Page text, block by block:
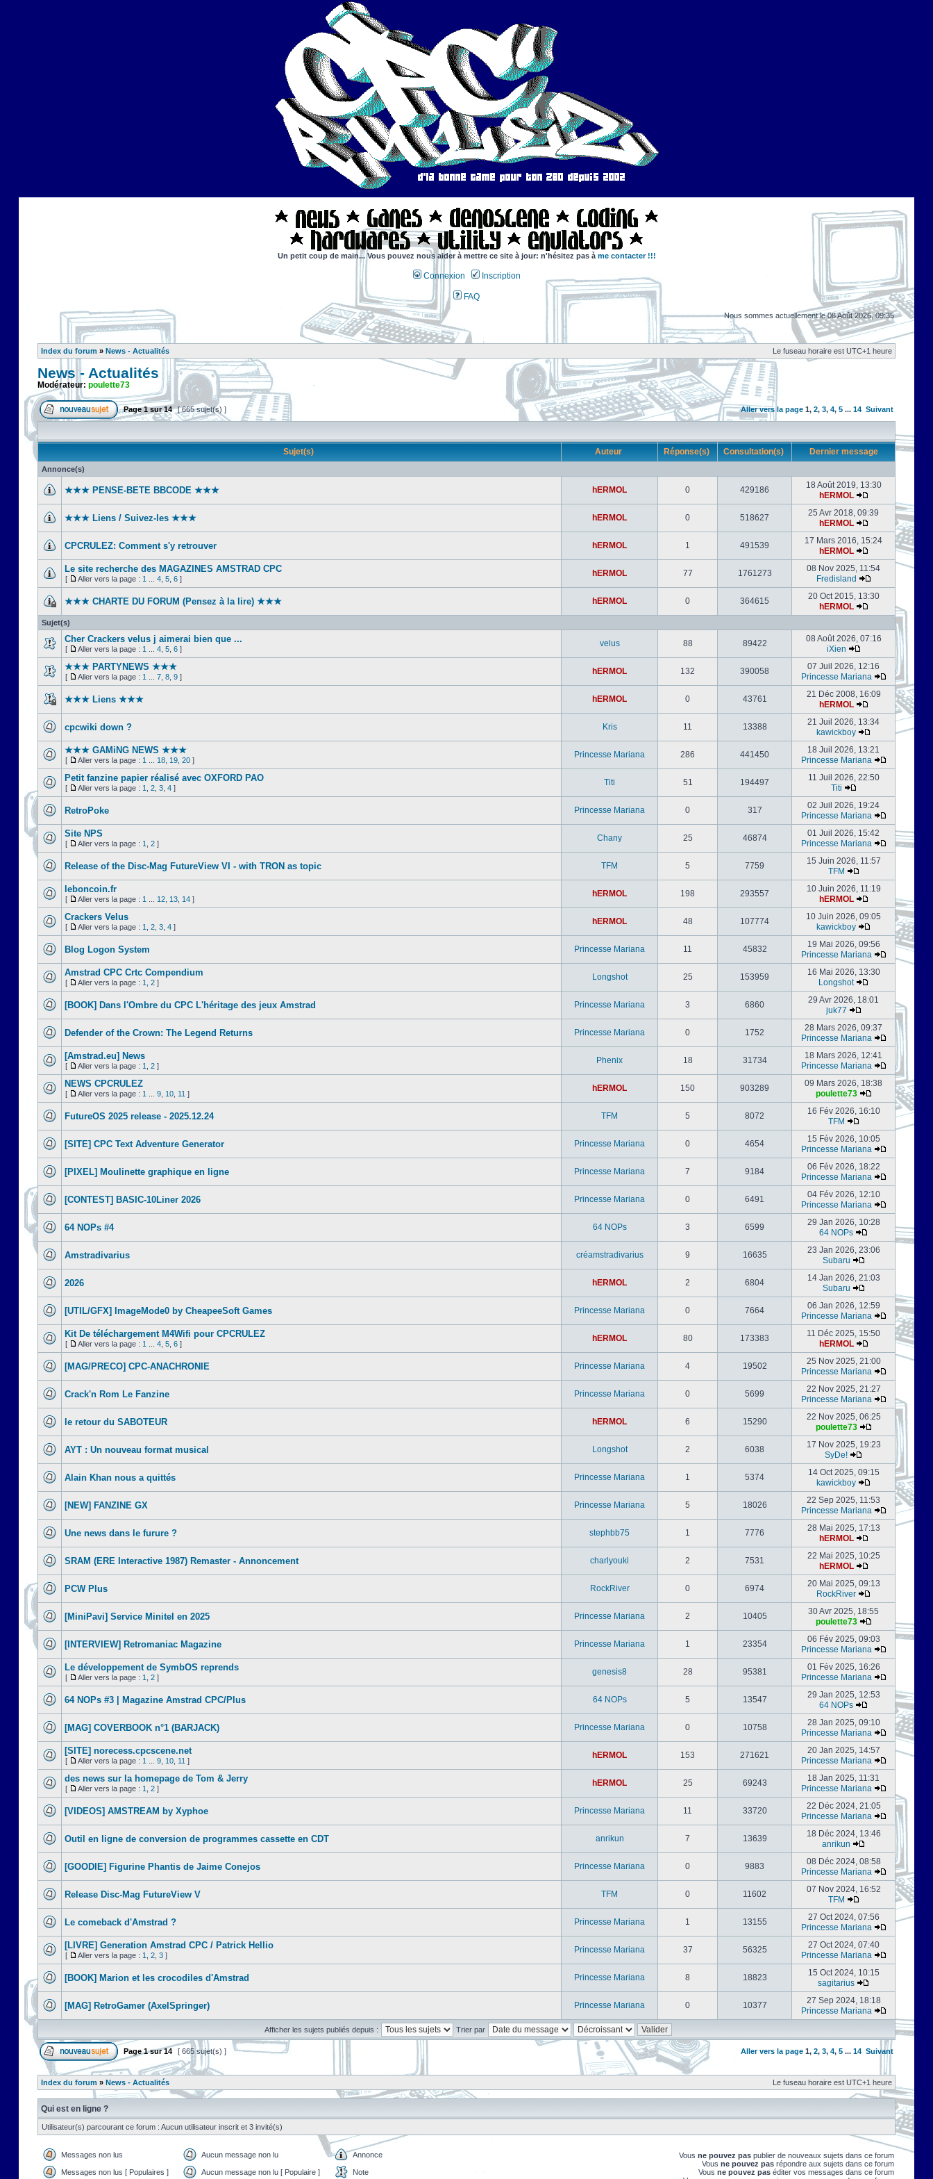
Un petit coup de main... Vous pouvez nous aider à mettre ce site à jour: n'hésitez pas à me contacter !!!
Connexion Inscription
FAQ
Nous sommes actuellement le 08 Août 2026, 09:35
Index du forum » News - Actualités Le fuseau horaire est UTC+1 heure
News - Actualités
Modérateur: poulette73
Page1sur14 [ 665 sujet(s) ] Aller vers la page 1, 2, 3, 4, 5 ... 14 Suivant
Sujet(s) Auteur Réponse(s) Consultation(s) Dernier message
Annonce(s)
★★★ PENSE-BETE BBCODE ★★★ hERMOL 0 429186
18 Août 2019, 13:30
hERMOL
★★★ Liens / Suivez-les ★★★ hERMOL 0 518627
25 Avr 2018, 09:39
hERMOL
CPCRULEZ: Comment s'y retrouver‎ hERMOL 1 491539
17 Mars 2016, 15:24
hERMOL
Le site recherche des MAGAZINES AMSTRAD CPC
[ Aller vers la page : 1 4 5 6 ]
hERMOL 77 1761273
08 Nov 2025, 11:54
Fredisland
★★★ CHARTE DU FORUM (Pensez à la lire) ★★★ hERMOL 0 364615
20 Oct 2015, 13:30
hERMOL
Sujet(s)
Cher Crackers velus j aimerai bien que ...
[ Aller vers la page : 1 4 5 6 ]
velus 88 89422
08 Août 2026, 07:16
iXien
★★★ PARTYNEWS ★★★
[ Aller vers la page : 1 7 8 9 ]
hERMOL 132 390058
07 Juil 2026, 12:16
Princesse Mariana
★★★ Liens ★★★ hERMOL 0 43761
21 Déc 2008, 16:09
hERMOL
cpcwiki down ? Kris 11 13388
21 Juil 2026, 13:34
kawickboy
★★★ GAMiNG NEWS ★★★
[ Aller vers la page : 1 18 19 20 ]
Princesse Mariana 286 441450
18 Juil 2026, 13:21
Princesse Mariana
Petit fanzine papier réalisé avec OXFORD PAO
[ Aller vers la page : 1 2 3 4 ]
Titi 51 194497
11 Juil 2026, 22:50
Titi
RetroPoke Princesse Mariana 0 317
02 Juil 2026, 19:24
Princesse Mariana
Site NPS
[ Aller vers la page : 1 2 ]
Chany 25 46874
01 Juil 2026, 15:42
Princesse Mariana
Release of the Disc-Mag FutureView VI - with TRON as topic TFM 5 7759
15 Juin 2026, 11:57
TFM
leboncoin.fr
[ Aller vers la page : 1 12 13 14 ]
hERMOL 198 293557
10 Juin 2026, 11:19
hERMOL
Crackers Velus
[ Aller vers la page : 1 2 3 4 ]
hERMOL 48 107774
10 Juin 2026, 09:05
kawickboy
Blog Logon System Princesse Mariana 11 45832
19 Mai 2026, 09:56
Princesse Mariana
Amstrad CPC Crtc Compendium
[ Aller vers la page : 1 2 ]
Longshot 25 153959
16 Mai 2026, 13:30
Longshot
[BOOK] Dans l'Ombre du CPC L'héritage des jeux Amstrad Princesse Mariana 3 6860
29 Avr 2026, 18:01
juk77
Defender of the Crown: The Legend Returns Princesse Mariana 0 1752
28 Mars 2026, 09:37
Princesse Mariana
[Amstrad.eu] News
[ Aller vers la page : 1 2 ]
Phenix 18 31734
18 Mars 2026, 12:41
Princesse Mariana
NEWS CPCRULEZ
[ Aller vers la page : 1 9 10 11 ]
hERMOL 150 903289
09 Mars 2026, 18:38
poulette73
FutureOS 2025 release - 2025.12.24 TFM 5 8072
16 Fév 2026, 16:10
TFM
[SITE] CPC Text Adventure Generator Princesse Mariana 0 4654
15 Fév 2026, 10:05
Princesse Mariana
[PIXEL] Moulinette graphique en ligne Princesse Mariana 7 9184
06 Fév 2026, 18:22
Princesse Mariana
[CONTEST] BASIC-10Liner 2026 Princesse Mariana 0 6491
04 Fév 2026, 12:10
Princesse Mariana
64 NOPs #4 64 NOPs 3 6599
29 Jan 2026, 10:28
64 NOPs
Amstradivarius créamstradivarius 9 16635
23 Jan 2026, 23:06
Subaru
2026 hERMOL 2 6804
14 Jan 2026, 21:03
Subaru
[UTIL/GFX] ImageMode0 by CheapeeSoft Games Princesse Mariana 0 7664
06 Jan 2026, 12:59
Princesse Mariana
Kit De téléchargement M4Wifi pour CPCRULEZ
[ Aller vers la page : 1 4 5 6 ]
hERMOL 80 173383
11 Déc 2025, 15:50
hERMOL
[MAG/PRECO] CPC-ANACHRONIE Princesse Mariana 4 19502
25 Nov 2025, 21:00
Princesse Mariana
Crack'n Rom Le Fanzine Princesse Mariana 0 5699
22 Nov 2025, 21:27
Princesse Mariana
le retour du SABOTEUR hERMOL 6 15290
22 Nov 2025, 06:25
poulette73
AYT : Un nouveau format musical Longshot 2 6038
17 Nov 2025, 19:23
SyDe!
Alain Khan nous a quittés Princesse Mariana 1 5374
14 Oct 2025, 09:15
kawickboy
[NEW] FANZINE GX Princesse Mariana 5 18026
22 Sep 2025, 11:53
Princesse Mariana
Une news dans le furure ? stephbb75 1 7776
28 Mai 2025, 17:13
hERMOL
SRAM (ERE Interactive 1987) Remaster - Annoncement charlyouki 2 7531
22 Mai 2025, 10:25
hERMOL
PCW Plus RockRiver 0 6974
20 Mai 2025, 09:13
RockRiver
[MiniPavi] Service Minitel en 2025 Princesse Mariana 2 10405
30 Avr 2025, 18:55
poulette73
[INTERVIEW] Retromaniac Magazine Princesse Mariana 1 23354
06 Fév 2025, 09:03
Princesse Mariana
Le développement de SymbOS reprends
[ Aller vers la page : 1 2 ]
genesis8 28 95381
01 Fév 2025, 16:26
Princesse Mariana
64 NOPs #3 | Magazine Amstrad CPC/Plus 64 NOPs 5 13547
29 Jan 2025, 12:53
64 NOPs
[MAG] COVERBOOK n°1 (BARJACK) Princesse Mariana 0 10758
28 Jan 2025, 09:10
Princesse Mariana
[SITE] norecess.cpcscene.net
[ Aller vers la page : 1 9 10 11 ]
hERMOL 153 271621
20 Jan 2025, 14:57
Princesse Mariana
des news sur la homepage de Tom & Jerry
[ Aller vers la page : 1 2 ]
hERMOL 25 69243
18 Jan 2025, 11:31
Princesse Mariana
[VIDEOS] AMSTREAM by Xyphoe Princesse Mariana 11 33720
22 Déc 2024, 21:05
Princesse Mariana
Outil en ligne de conversion de programmes cassette en CDT anrikun 7 13639
18 Déc 2024, 13:46
anrikun
[GOODIE] Figurine Phantis de Jaime Conejos Princesse Mariana 0 9883
08 Déc 2024, 08:58
Princesse Mariana
Release Disc-Mag FutureView V TFM 0 11602
07 Nov 2024, 16:52
TFM
Le comeback d'Amstrad ? Princesse Mariana 1 13155
27 Oct 2024, 07:56
Princesse Mariana
[LIVRE] Generation Amstrad CPC / Patrick Hellio
[ Aller vers la page : 1 2 3 ]
Princesse Mariana 37 56325
27 Oct 2024, 07:40
Princesse Mariana
[BOOK] Marion et les crocodiles d'Amstrad Princesse Mariana 8 18823
15 Oct 2024, 10:15
sagitarius
[MAG] RetroGamer (AxelSpringer) Princesse Mariana 0 10377
27 Sep 2024, 18:18
Princesse Mariana
Afficher les sujets publiés depuis : Trier par
Page1sur14 [ 665 sujet(s) ] Aller vers la page 1, 2, 3, 4, 5 ... 14 Suivant
Index du forum » News - Actualités Le fuseau horaire est UTC+1 heure
Qui est en ligne ?
Utilisateur(s) parcourant ce forum : Aucun utilisateur inscrit et 3 invité(s)
Messages non lus Aucun message non lu Annonce
Messages non lus [ Populaires ] Aucun message non lu [ Populaire ] Note
Vous ne pouvez pas publier de nouveaux sujets dans ce forum
Vous ne pouvez pas répondre aux sujets dans ce forum
Vous ne pouvez pas éditer vos messages dans ce forum